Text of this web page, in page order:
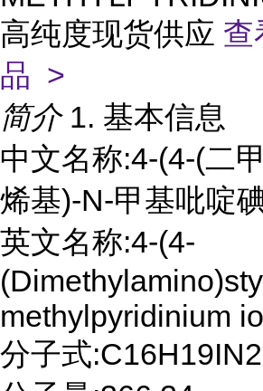
高纯度现货供应 查
品 >
简介 1. 基本信息
中文名称:4-(4-(二
烯基)-N-甲基吡啶
英文名称:4-(4-
methylpyridinium
分子式:C16H19IN2